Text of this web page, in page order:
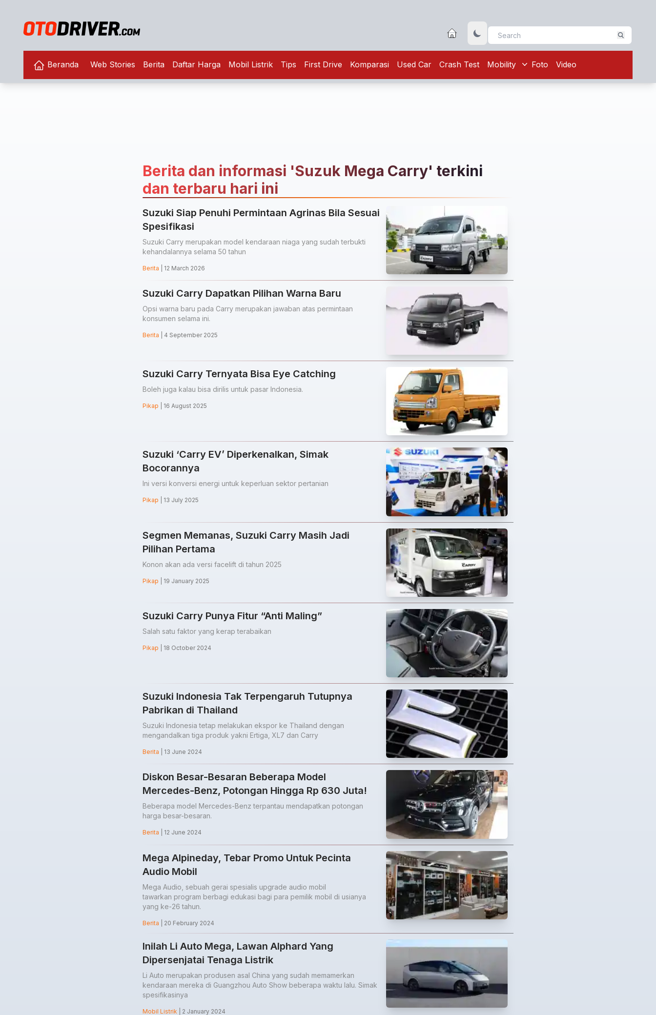
Beranda Web Stories Berita Daftar Harga Mobil Listrik Tips First Drive Komparasi Used Car Crash Test Mobility Foto Video
Berita dan informasi 'Suzuk Mega Carry' terkini
dan terbaru hari ini
Suzuki Siap Penuhi Permintaan Agrinas Bila Sesuai
Spesifikasi
Suzuki Carry merupakan model kendaraan niaga yang sudah terbukti
kehandalannya selama 50 tahun
Berita | 12 March 2026
Suzuki Carry Dapatkan Pilihan Warna Baru
Opsi warna baru pada Carry merupakan jawaban atas permintaan
konsumen selama ini.
Berita | 4 September 2025
Suzuki Carry Ternyata Bisa Eye Catching
Boleh juga kalau bisa dirilis untuk pasar Indonesia.
Pikap | 16 August 2025
Suzuki ‘Carry EV’ Diperkenalkan, Simak
Bocorannya
Ini versi konversi energi untuk keperluan sektor pertanian
Pikap | 13 July 2025
Segmen Memanas, Suzuki Carry Masih Jadi
Pilihan Pertama
Konon akan ada versi facelift di tahun 2025
Pikap | 19 January 2025
Suzuki Carry Punya Fitur “Anti Maling”
Salah satu faktor yang kerap terabaikan
Pikap | 18 October 2024
Suzuki Indonesia Tak Terpengaruh Tutupnya
Pabrikan di Thailand
Suzuki Indonesia tetap melakukan ekspor ke Thailand dengan
mengandalkan tiga produk yakni Ertiga, XL7 dan Carry
Berita | 13 June 2024
Diskon Besar-Besaran Beberapa Model
Mercedes-Benz, Potongan Hingga Rp 630 Juta!
Beberapa model Mercedes-Benz terpantau mendapatkan potongan
harga besar-besaran.
Berita | 12 June 2024
Mega Alpineday, Tebar Promo Untuk Pecinta
Audio Mobil
Mega Audio, sebuah gerai spesialis upgrade audio mobil
tawarkan program berbagi edukasi bagi para pemilik mobil di usianya
yang ke-26 tahun.
Berita | 20 February 2024
Inilah Li Auto Mega, Lawan Alphard Yang
Dipersenjatai Tenaga Listrik
Li Auto merupakan produsen asal China yang sudah memamerkan
kendaraan mereka di Guangzhou Auto Show beberapa waktu lalu. Simak
spesifikasinya
Mobil Listrik | 2 January 2024